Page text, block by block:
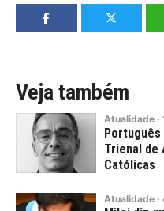
Veja também
Atualidade ·
Trienal de
Católicas
Atualidade ·